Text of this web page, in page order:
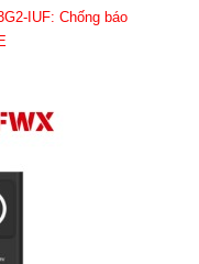
IUF: Chống báo